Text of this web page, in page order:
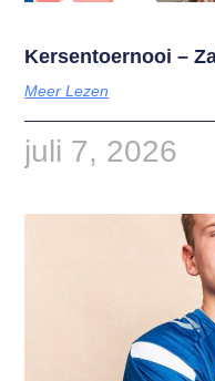
Kersentoernooi –
Meer Lezen
juli 7, 2026